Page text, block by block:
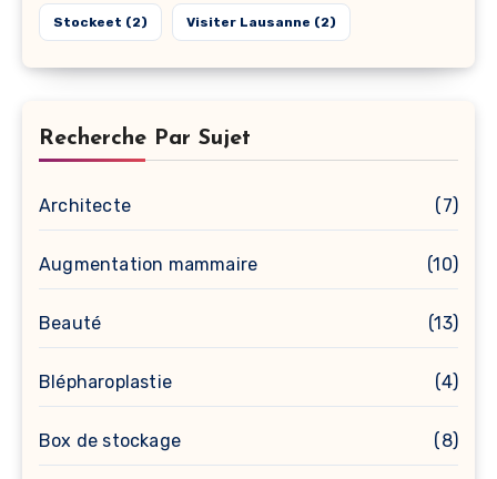
Stockeet (2) Visiter Lausanne (2)
Recherche Par Sujet
Architecte (7)
Augmentation mammaire (10)
Beauté (13)
Blépharoplastie (4)
Box de stockage (8)